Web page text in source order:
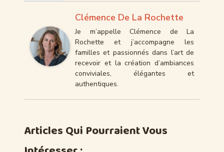
Clémence De La Rochette
Je m’appelle Clémence de La
Rochette et j’accompagne les
familles et passionnés dans l’art de
recevoir et la création d’ambiances
conviviales, élégantes et
authentiques.
Articles Qui Pourraient Vous